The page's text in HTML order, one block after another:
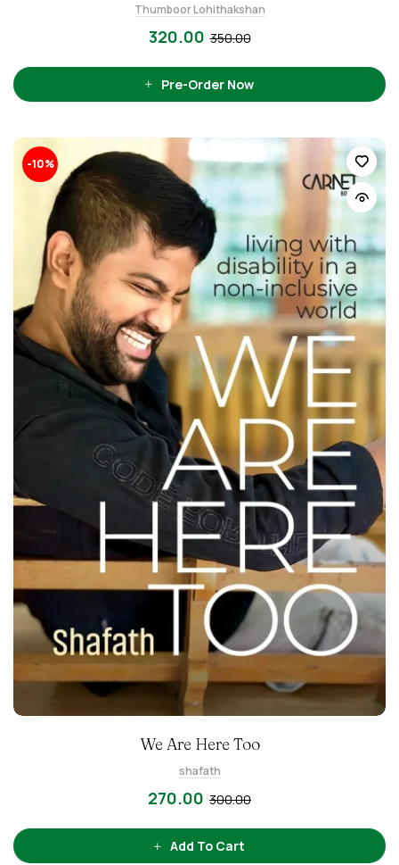
Thumboor Lohithakshan
350.00
320.00
Pre-Order Now
-10%
We Are Here Too
shafath
300.00
270.00
Add To Cart